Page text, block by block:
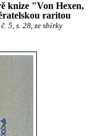
knize "Von Hexen,
raritou
5, s. 28, ze sbírky